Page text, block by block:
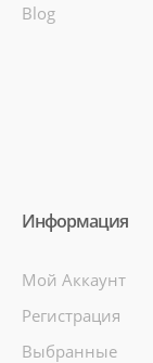
Blog
Информация
Мой Аккаунт
Регистрация
Выбранные